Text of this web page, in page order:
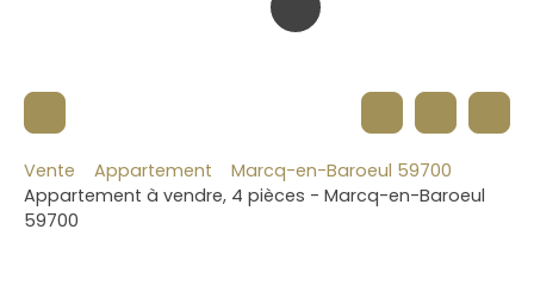
Vente Appartement
Marcq-en-Baroeul 59700
Appartement à vendre, 4 pièces - Marcq-en-Baroeul
59700